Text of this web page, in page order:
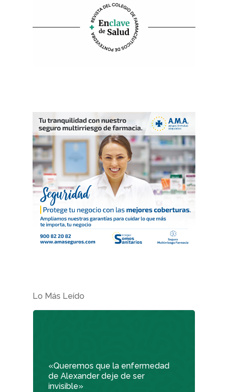
Lo Más Leído
«Queremos que la enfermedad
de Alexander deje de ser
invisible»
REVISTA DEL COLEGIO DE
Actualidad